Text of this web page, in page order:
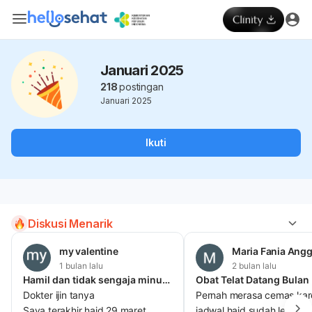
Januari 2025
218postingan
Januari 2025
Ikuti
Diskusi Menarik
my valentine
1 bulan lalu
Hamil dan tidak sengaja minum pelancar haid
Dokter ijin tanya
Maria Fania
2 bulan lalu
Pernah merasa cemas